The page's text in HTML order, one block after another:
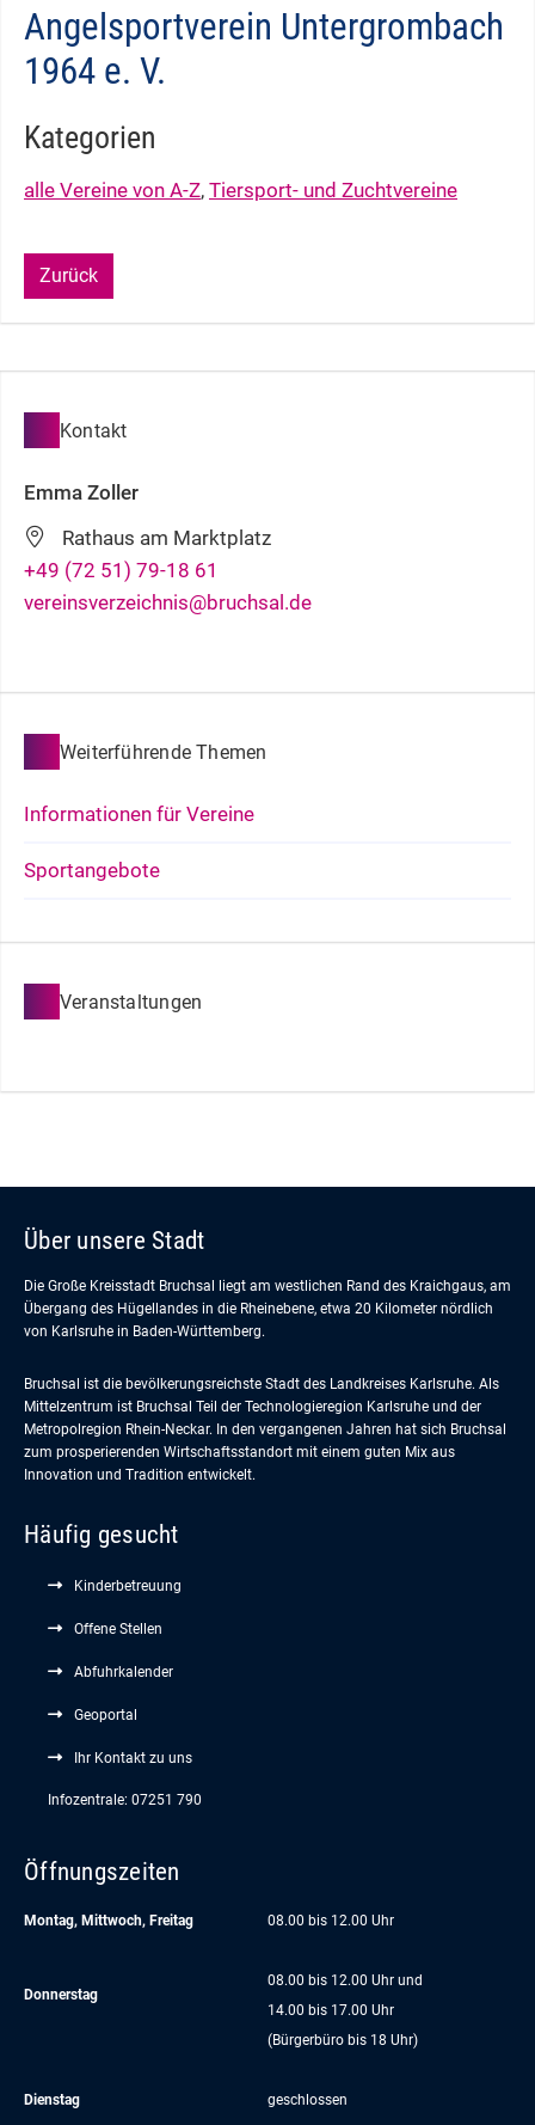
Angelsportverein Untergrombach
1964 e. V.
Kategorien
alle Vereine von A-Z, Tiersport- und Zuchtvereine
Zurück
Kontakt
Emma Zoller
Rathaus am Marktplatz
vereinsverzeichnis@bruchsal.de
+49 (72 51) 79-18 61
Weiterführende Themen
Informationen für Vereine
Sportangebote
Veranstaltungen
Über unsere Stadt
Die Große Kreisstadt Bruchsal liegt am westlichen Rand des Kraichgaus, am
Übergang des Hügellandes in die Rheinebene, etwa 20 Kilometer nördlich
von Karlsruhe in Baden-Württemberg.
Bruchsal ist die bevölkerungsreichste Stadt des Landkreises Karlsruhe. Als
Mittelzentrum ist Bruchsal Teil der Technologieregion Karlsruhe und der
Metropolregion Rhein-Neckar. In den vergangenen Jahren hat sich Bruchsal
zum prosperierenden Wirtschaftsstandort mit einem guten Mix aus
Innovation und Tradition entwickelt.
Häufig gesucht
Kinderbetreuung
Offene Stellen
Abfuhrkalender
Geoportal
Ihr Kontakt zu uns
Infozentrale: 07251 790
Öffnungszeiten
Montag, Mittwoch, Freitag 08.00 bis 12.00 Uhr
Donnerstag
08.00 bis 12.00 Uhr und
14.00 bis 17.00 Uhr
(Bürgerbüro bis 18 Uhr)
Dienstag geschlossen